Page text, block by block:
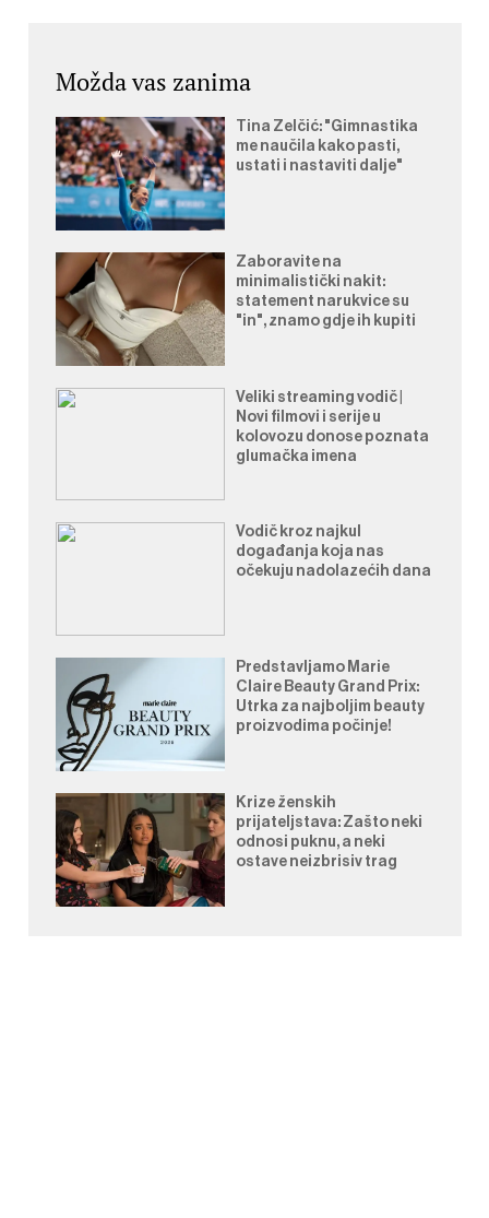
Možda vas zanima
Tina Zelčić: "Gimnastika
me naučila kako pasti,
ustati i nastaviti dalje"
Zaboravite na
minimalistički nakit:
statement narukvice su
"in", znamo gdje ih kupiti
Veliki streaming vodič |
Novi filmovi i serije u
kolovozu donose poznata
glumačka imena
Vodič kroz najkul
događanja koja nas
očekuju nadolazećih dana
Predstavljamo Marie
Claire Beauty Grand Prix:
Utrka za najboljim beauty
proizvodima počinje!
Krize ženskih
prijateljstava: Zašto neki
odnosi puknu, a neki
ostave neizbrisiv trag